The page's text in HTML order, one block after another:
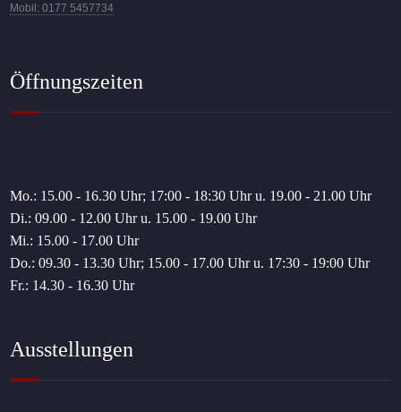
Mobil: 0177 5457734
Öffnungszeiten
Mo.: 15.00 - 16.30 Uhr; 17:00 - 18:30 Uhr u. 19.00 - 21.00 Uhr
Di.: 09.00 - 12.00 Uhr u. 15.00 - 19.00 Uhr
Mi.: 15.00 - 17.00 Uhr
Do.: 09.30 - 13.30 Uhr; 15.00 - 17.00 Uhr u. 17:30 - 19:00 Uhr
Fr.: 14.30 - 16.30 Uhr
Ausstellungen